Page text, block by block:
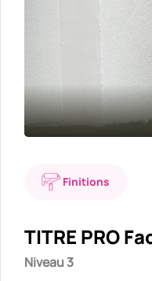
Finitions
TITRE PRO
Niveau 3